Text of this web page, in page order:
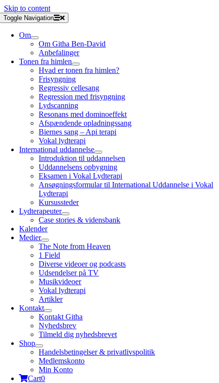
Skip to content
Toggle Navigation
Om
Om Githa Ben-David
Anbefalinger
Tonen fra himlen
Hvad er tonen fra himlen?
Frisyngning
Regressiv cellesang
Regression med frisyngning
Lydscanning
Resonans med dominoeffekt
Afspændende opladningssang
Biernes sang – Api terapi
Vokal lydterapi
International uddannelse
Introduktion til uddannelsen
Uddannelsens opbygning
Eksamen i Vokal Lydterapi
Ansøgningsformular til International Uddannelse i Vokal
Lydterapi
Kursussteder
Lydterapeuter
Case stories & vidensbank
Kalender
Medier
The Note from Heaven
1 Field
Diverse videoer og podcasts
Udsendelser på TV
Musikvideoer
Vokal lydterapi
Artikler
Kontakt
Kontakt Githa
Nyhedsbrev
Tilmeld dig nyhedsbrevet
Shop
Handelsbetingelser & privatlivspolitik
Medlemskonto
Min Konto
Cart0